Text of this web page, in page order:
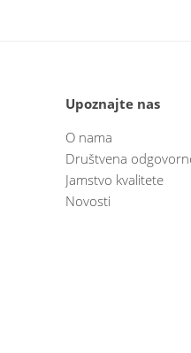
Upoznajte nas
O nama
Društvena
Jamstvo kvalitete
Novosti